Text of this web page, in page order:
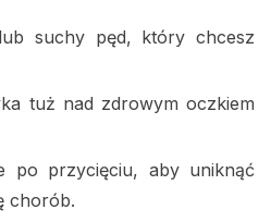
suchy pęd, który chcesz
tuż nad zdrowym oczkiem
po przycięciu, aby uniknąć
chorób.